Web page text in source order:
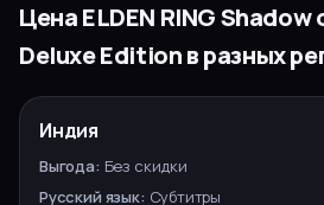
ЦенаELDEN RING
Deluxe Editionв разных
РЕГИОН
Индия
Без скидки
Субтитры